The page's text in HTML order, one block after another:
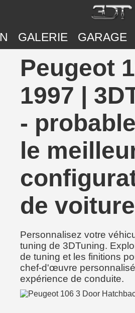
GALERIE GARAGE
Peugeot
1997 |
-
le
de
Personnalisez votre
tuning de 3DTuning.
de tuning et les finitions
chef-d'œuvre
expérience de conduite.